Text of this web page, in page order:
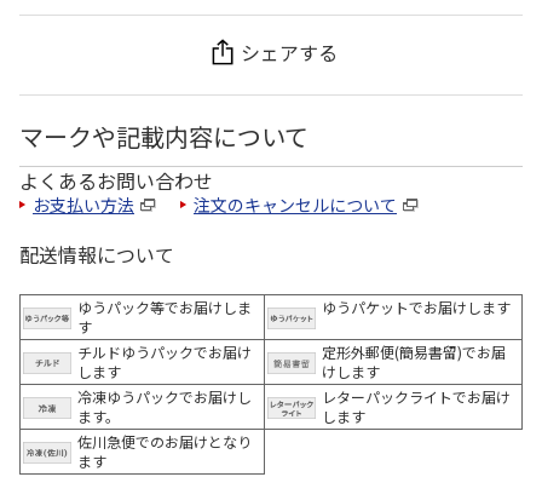
シェアする
マークや記載内容について
よくあるお問い合わせ
お支払い方法 注文のキャンセルについて
配送情報について
ゆうパック等でお届けしま
す
ゆうパケットでお届けします
チルドゆうパックでお届け
します
定形外郵便(簡易書留)でお届
けします
冷凍ゆうパックでお届けし
ます。
レターパックライトでお届け
します
佐川急便でのお届けとなり
ます